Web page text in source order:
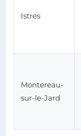
Istres
Montereau-
sur-le-Jard